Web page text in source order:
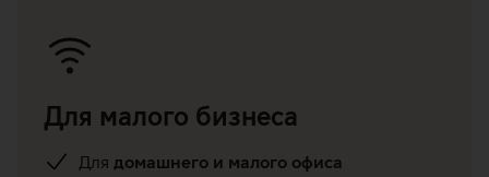
Для малого бизнеса
Для домашнего и малого офиса